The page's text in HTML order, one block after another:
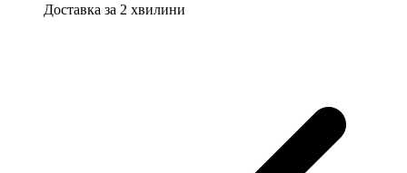
Доставка за 2 хвилини